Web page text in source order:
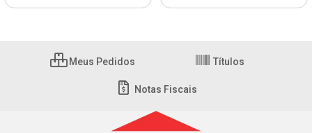
Meus Pedidos Títulos
Notas Fiscais